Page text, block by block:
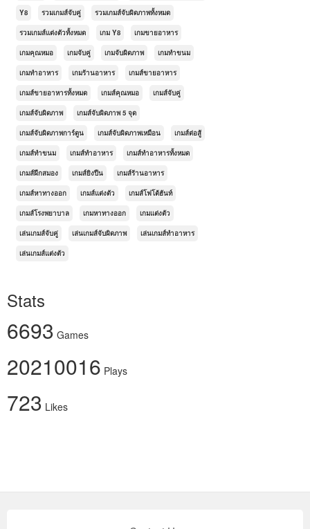
Y8 รวมเกมส์จับคู่ รวมเกมส์จับผิดภาพทั้งหมด
รวมเกมส์แต่งตัวทั้งหมด เกม Y8 เกมขายอาหาร
เกมคุณหมอ เกมจับคู่ เกมจับผิดภาพ เกมทำขนม
เกมทำอาหาร เกมร้านอาหาร เกมส์ขายอาหาร
เกมส์ขายอาหารทั้งหมด เกมส์คุณหมอ เกมส์จับคู่
เกมส์จับผิดภาพ เกมส์จับผิดภาพ 5 จุด
เกมส์จับผิดภาพการ์ตูน เกมส์จับผิดภาพเหมือน เกมส์ต่อสู้
เกมส์ทำขนม เกมส์ทำอาหาร เกมส์ทำอาหารทั้งหมด
เกมส์ฝึกสมอง เกมส์ยิงปืน เกมส์ร้านอาหาร
เกมส์หาทางออก เกมส์แต่งตัว เกมส์โฟโต้ฮันท์
เกมส์โรงพยาบาล เกมหาทางออก เกมแต่งตัว
เล่นเกมส์จับคู่ เล่นเกมส์จับผิดภาพ เล่นเกมส์ทำอาหาร
เล่นเกมส์แต่งตัว
Stats
6693 Games
20210016 Plays
723 Likes